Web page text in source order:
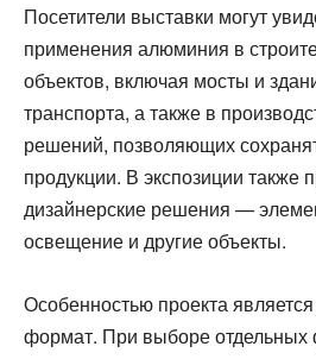
Посетители выставки могут
применения алюминия в
объектов, включая мосты и
транспорта, а также в
решений, позволяющих
продукции. В экспозиции также
дизайнерские решения —
освещение и другие объекты.
Особенностью проекта
формат. При выборе отдельных